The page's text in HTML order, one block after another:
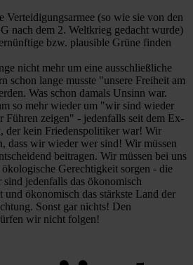
Verteidigungsarmee (so wie sie von den
nach dem 2. Weltkrieg gedacht wurde)
bzw. plausible Grüne finden
nicht mehr um eine ausschließliche
schon lange musste "unsere Freiheit am
Was schon damals Unsinn war.
so mehr wieder um "wir sind wieder
zeigen" - jedenfalls seit dem Ex-
der kein Friedenspolitiker war! Wir
dass wir wieder wer sind! Wir müssen
beitragen. Wir müssen bei uns
Gerechtigkeit sorgen - die
jedenfalls das ökonomisch
und ökonomisch das stärkste Land der
Sonst gar nichts! Den
wir nicht folgen!